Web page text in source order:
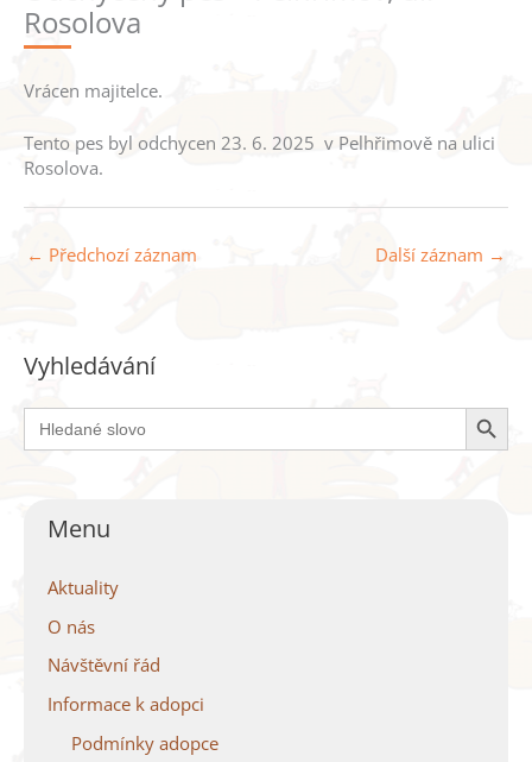
Rosolova
Vrácen majitelce.
Tento pes byl odchycen 23. 6. 2025 v Pelhřimově na ulici
Rosolova.
← Předchozí záznam Další záznam →
Vyhledávání
Search
for:
Search Button
Menu
Aktuality
O nás
Návštěvní řád
Informace k adopci
Podmínky adopce